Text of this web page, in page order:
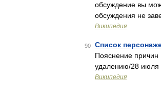
обсуждение вы
обсуждения не
Википедия
90 Список
Пояснение причин
удалению/28 июля
Википедия